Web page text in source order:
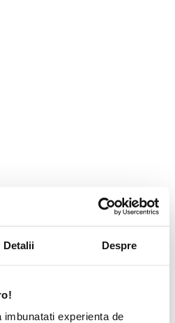
Detalii Despre
experienta de